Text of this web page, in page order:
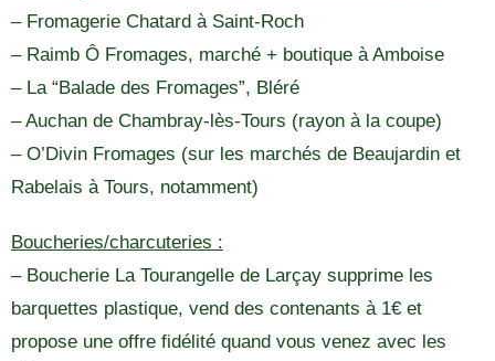
– Fromagerie Chatard à Saint-Roch
– Raimb Ô Fromages, marché + boutique à Amboise
– La “Balade des Fromages”, Bléré
– Auchan de Chambray-lès-Tours (rayon à la coupe)
– O’Divin Fromages (sur les marchés de Beaujardin et
Rabelais à Tours, notamment)
Boucheries/charcuteries :
– Boucherie La Tourangelle de Larçay supprime les
barquettes plastique, vend des contenants à 1€ et
propose une offre fidélité quand vous venez avec les